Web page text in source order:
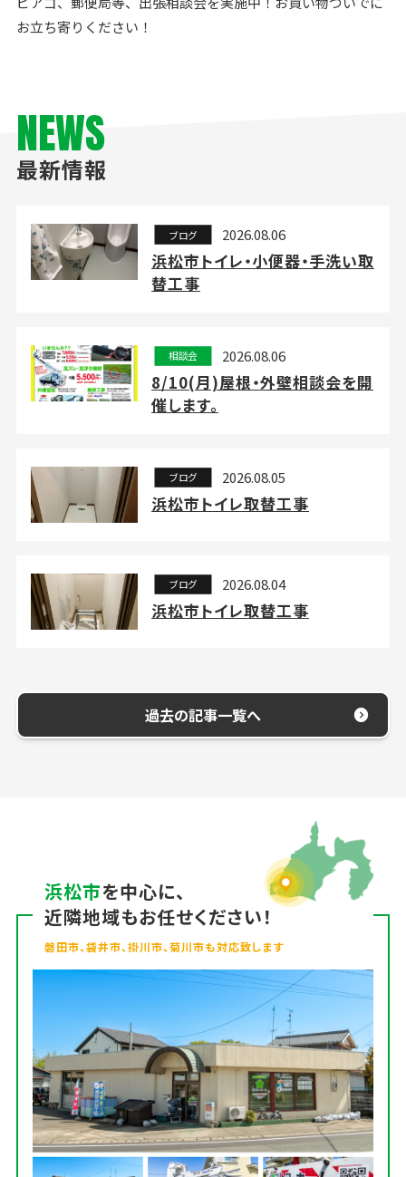
お立ち寄りください！
NEWS
最新情報
ブログ 2026.08.06
浜松市トイレ・小便器・手洗い取
替工事
相談会 2026.08.06
8/10(月)屋根・外壁相談会を開
催します。
ブログ 2026.08.05
浜松市トイレ取替工事
ブログ 2026.08.04
浜松市トイレ取替工事
過去の記事一覧へ
浜松市を中心に、
近隣地域もお任せください！
磐田市、袋井市、掛川市、菊川市も対応致します